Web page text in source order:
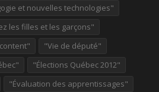
et nouvelles technologies"
les filles et les garçons"
"Vie de député"
"Élections Québec 2012"
"Évaluation des apprentissages"